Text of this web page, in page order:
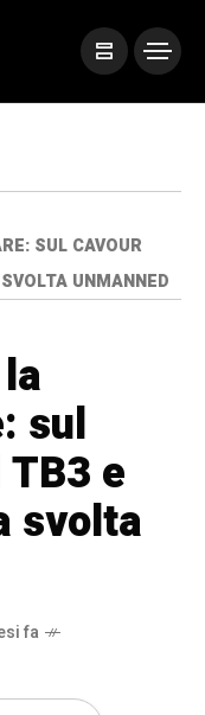
SUL CAVOUR
UNMANNED
sul
e
svolta
fa